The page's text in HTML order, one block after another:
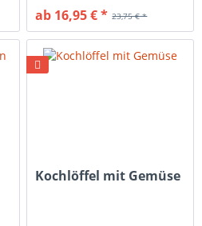
23,75 € *
ab 16,95 € *
Kochlöffel mit Gemüse